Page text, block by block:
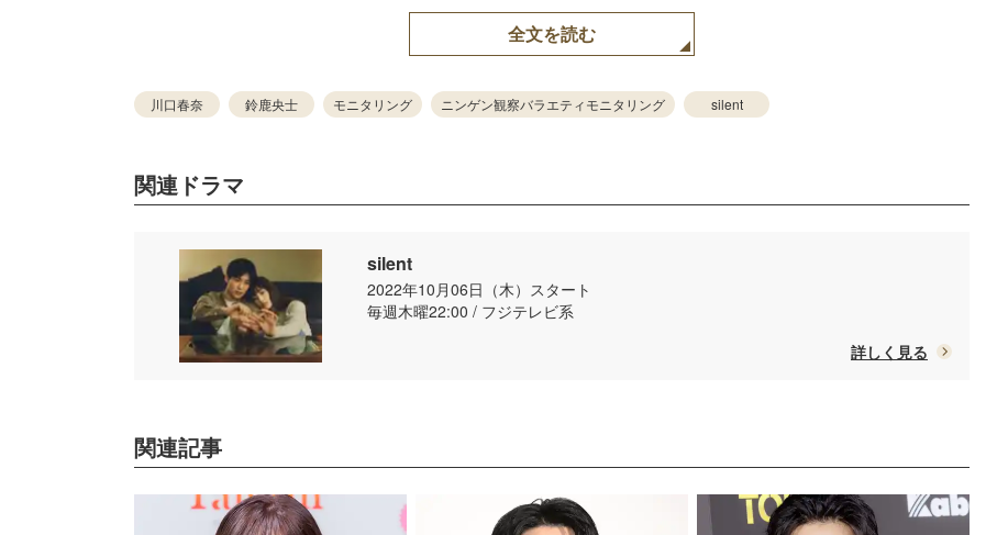
全文を読む
川口春奈 鈴鹿央士 モニタリング ニンゲン観察バラエティモニタリング silent
関連ドラマ
silent
2022年10月06日（木）スタート
毎週木曜22:00 / フジテレビ系
詳しく見る
関連記事